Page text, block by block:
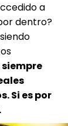
a
dentro?
siempre
Si es por